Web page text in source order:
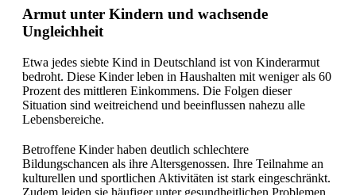
Armut unter Kindern und wachsende
Ungleichheit
Etwa jedes siebte Kind in Deutschland ist von Kinderarmut
bedroht. Diese Kinder leben in Haushalten mit weniger als 60
Prozent des mittleren Einkommens. Die Folgen dieser
Situation sind weitreichend und beeinflussen nahezu alle
Lebensbereiche.
Betroffene Kinder haben deutlich schlechtere
Bildungschancen als ihre Altersgenossen. Ihre Teilnahme an
kulturellen und sportlichen Aktivitäten ist stark eingeschränkt.
Zudem leiden sie häufiger unter gesundheitlichen Problemen